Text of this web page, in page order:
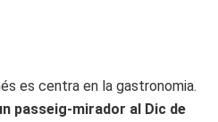
es centra en la gastronomia.
passeig-mirador al Dic de